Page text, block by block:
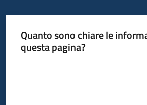
Quanto sono chiare le
questa pagina?